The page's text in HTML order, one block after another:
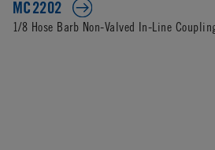
MC2202
1/8 Hose Barb Non-Valved In-Line